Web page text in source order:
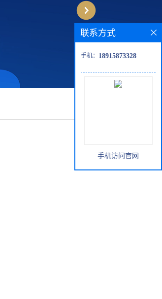
联系方式
手机： 18915873328
手机访问官网